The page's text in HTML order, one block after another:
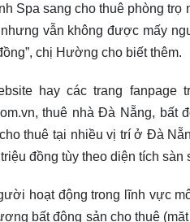
Spa sang cho thuê phòng
vẫn không được mấy
chị Hường cho biết thêm.
hay các trang fanpage
thuê nhà Đà Nẵng,
thuê tại nhiều vị trí ở Đà
đồng tùy theo diện tích
hoạt động trong lĩnh vực
bất động sản cho thuê